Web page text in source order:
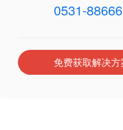
0531-
免费获取解决方